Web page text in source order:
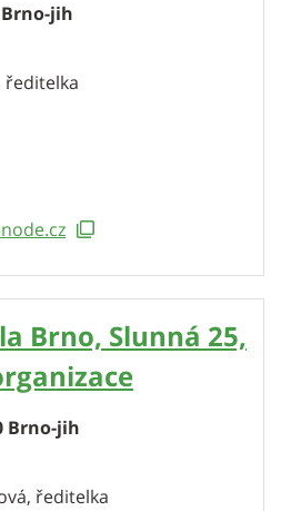
Brno-jih
ředitelka
Brno, Slunná 25,
Brno-jih
ředitelka